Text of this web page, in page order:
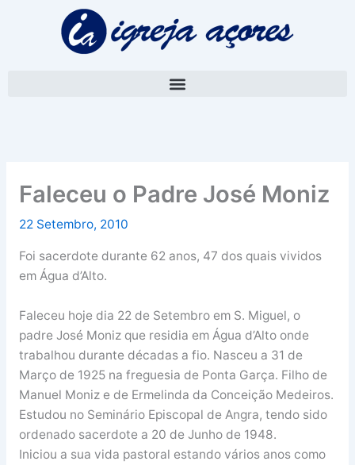
Faleceu o Padre José Moniz
22 Setembro, 2010
Foi sacerdote durante 62 anos, 47 dos quais vividos
em Água d’Alto.
Faleceu hoje dia 22 de Setembro em S. Miguel, o
padre José Moniz que residia em Água d’Alto onde
trabalhou durante décadas a fio. Nasceu a 31 de
Março de 1925 na freguesia de Ponta Garça. Filho de
Manuel Moniz e de Ermelinda da Conceição Medeiros.
Estudou no Seminário Episcopal de Angra, tendo sido
ordenado sacerdote a 20 de Junho de 1948.
Iniciou a sua vida pastoral estando vários anos como